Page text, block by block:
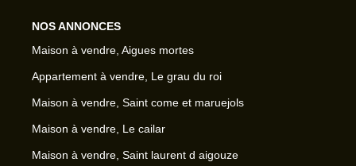
NOS ANNONCES
Maison à vendre, Aigues mortes
Appartement à vendre, Le grau du roi
Maison à vendre, Saint come et maruejols
Maison à vendre, Le cailar
Maison à vendre, Saint laurent d aigouze